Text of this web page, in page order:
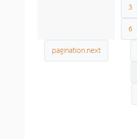
pagination.next
3
6